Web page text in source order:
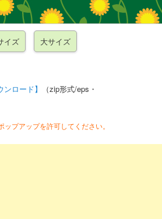
ロード】
（zip形式/eps・
プアップを許可してください。